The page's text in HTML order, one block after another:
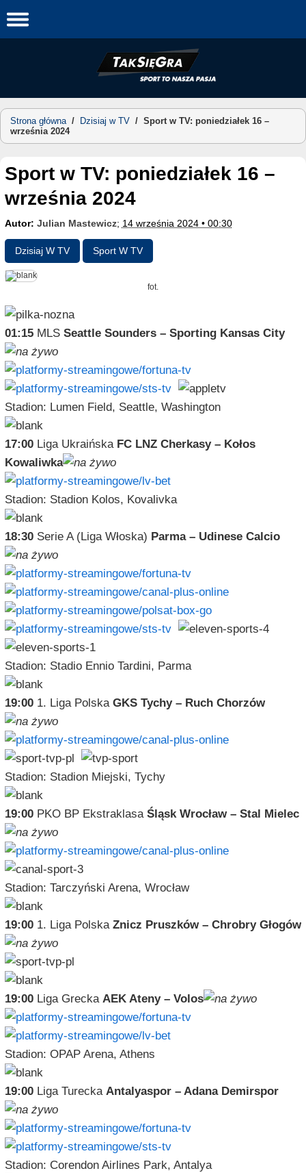
to
Strona główna/ Dzisiaj w TV / Sport w TV: poniedziałek 16 –
września 2024
Sport w TV: poniedziałek 16 –
września 2024
Autor: Julian Mastewicz; 14 września 2024 • 00:30
Dzisiaj W TV Sport W TV
fot.
01:15MLS Seattle Sounders – Sporting Kansas City
Stadion: Lumen Field, Seattle, Washington
17:00Liga Ukraińska FC LNZ Cherkasy – Kołos
Kowaliwka
Stadion: Stadion Kolos, Kovalivka
18:30Serie A (Liga Włoska) Parma – Udinese Calcio
Stadion: Stadio Ennio Tardini, Parma
19:001. Liga Polska GKS Tychy – Ruch Chorzów
Stadion: Stadion Miejski, Tychy
19:00PKO BP Ekstraklasa Śląsk Wrocław – Stal Mielec
Stadion: Tarczyński Arena, Wrocław
19:001. Liga Polska Znicz Pruszków – Chrobry Głogów
19:00Liga Grecka AEK Ateny – Volos
Stadion: OPAP Arena, Athens
19:00Liga Turecka Antalyaspor – Adana Demirspor
Stadion: Corendon Airlines Park, Antalya